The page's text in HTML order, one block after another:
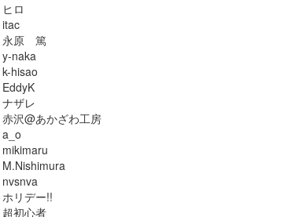
ヒロ
itac
永原 篤
y-naka
k-hisao
EddyK
ナザレ
赤沢@あかざわ工房
a_o
mikimaru
M.Nishimura
nvsnva
ホリデー!!
超初心者